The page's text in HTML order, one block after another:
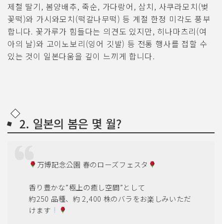
제철 딸기, 봄양배추, 죽순, 가다랑어, 삼치, 사쿠라모치(벚
꽃떡)와 가시와모치(떡갈나무떡) 등 계절 한정 미각도 풍부
합니다. 꽃가루가 힘들다는 의견도 있지만, 히나마츠리(여
아의 날)와 고이노보리(잉어 깃발) 등 전통 행사를 접할 수
있는 것이 일본다움을 깊이 느끼게 합니다.
2. 일본의 봄은 몇 월?
万博記念公園 春のローズフェスタ
香り豊かな”極上の癒し空間”として
約250 品種、約 2,400 株のバラをお楽しみいただ
けます